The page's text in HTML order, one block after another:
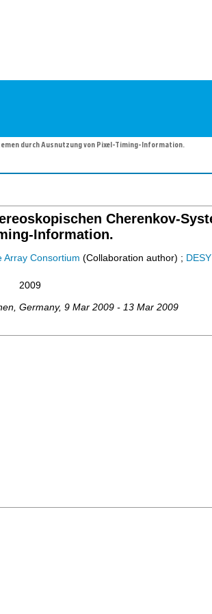
durch Ausnutzung von Pixel-Timing-Information.
Cherenkov-
Information.
Array Consortium (Collaboration author) ; DESY
2009
Germany, 9 Mar 2009 - 13 Mar 2009